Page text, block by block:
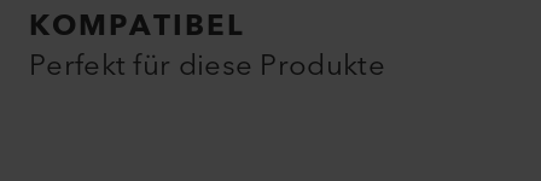
KOMPATIBEL
Perfekt für diese Produkte